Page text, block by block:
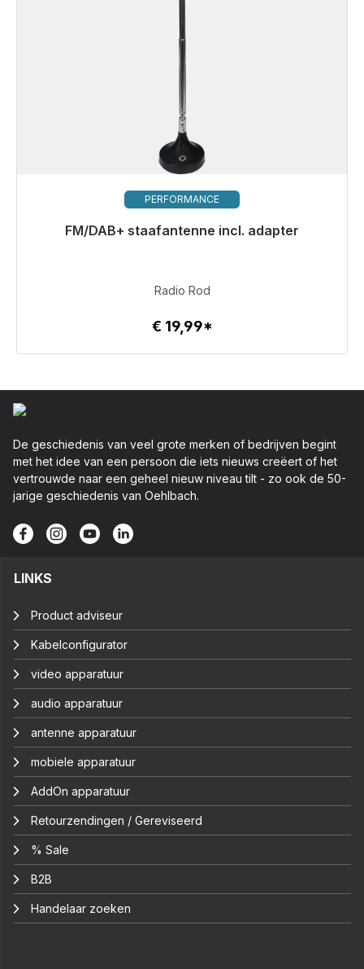
PERFORMANCE
FM/DAB+ staafantenne incl. adapter
Klaar voor onmiddellijke verzending, levertijd 48 uur*
Details
Radio Rod
€ 19,99*
De geschiedenis van veel grote merken of bedrijven begint
met het idee van een persoon die iets nieuws creëert of het
vertrouwde naar een geheel nieuw niveau tilt - zo ook de 50-
jarige geschiedenis van Oehlbach.
LINKS
Product adviseur
Kabelconfigurator
video apparatuur
audio apparatuur
antenne apparatuur
mobiele apparatuur
AddOn apparatuur
Retourzendingen / Gereviseerd
% Sale
B2B
Handelaar zoeken